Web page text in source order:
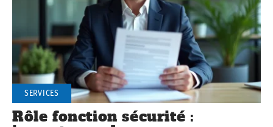
SERVICES
Rôle fonction sécurité :